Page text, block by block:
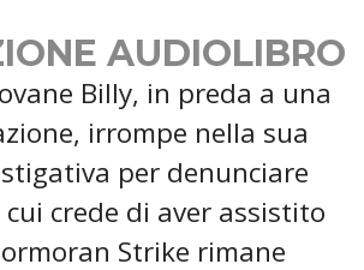
AUDIOLIBRO
Billy, in preda a una
irrompe nella sua
per denunciare
crede di aver assistito
Strike rimane